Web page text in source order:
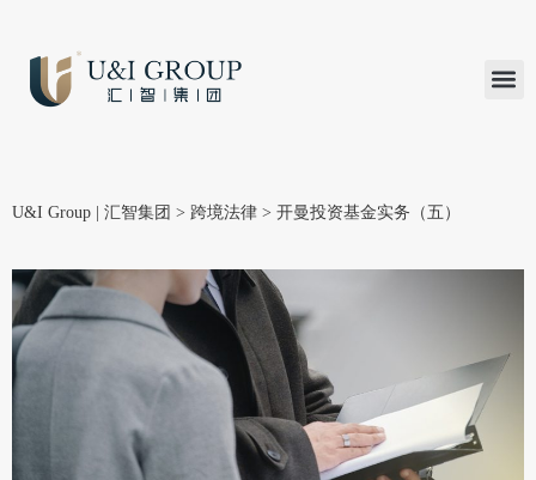
U&I Group | 汇智集团 > 跨境法律 > 开曼投资基金实务（五）